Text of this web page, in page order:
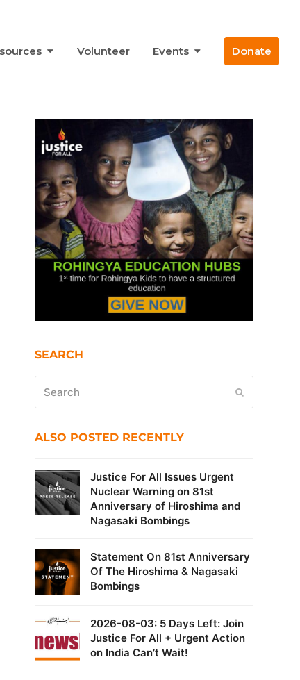
Volunteer Events Donate
SEARCH
ALSO POSTED RECENTLY
Justice For All Issues Urgent
Nuclear Warning on 81st
Anniversary of Hiroshima and
Nagasaki Bombings
Statement On 81st Anniversary
Of The Hiroshima & Nagasaki
Bombings
2026-08-03: 5 Days Left: Join
Justice For All + Urgent Action
on India Can’t Wait!